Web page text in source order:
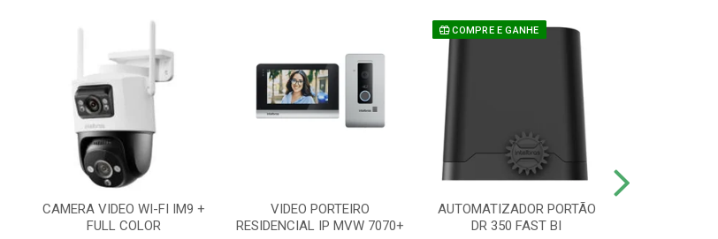
CAMERA VIDEO WI-FI IM9 +
FULL COLOR
VIDEO PORTEIRO
RESIDENCIAL IP MVW 7070+
COMPRE E GANHE
AUTOMATIZADOR PORTÃO
DR 350 FAST BI